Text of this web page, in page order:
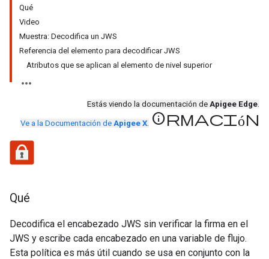
Qué
Video
Muestra: Decodifica un JWS
Referencia del elemento para decodificar JWS
Atributos que se aplican al elemento de nivel superior
Estás viendo la documentación de Apigee Edge.
Ve a la Documentación de Apigee X. información
Qué
Decodifica el encabezado JWS sin verificar la firma en el
JWS y escribe cada encabezado en una variable de flujo.
Esta política es más útil cuando se usa en conjunto con la